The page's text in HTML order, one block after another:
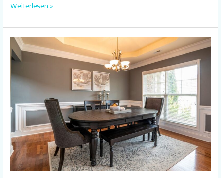
Weiterlesen »
Beleuchtungsideen
für
den
Essbereich